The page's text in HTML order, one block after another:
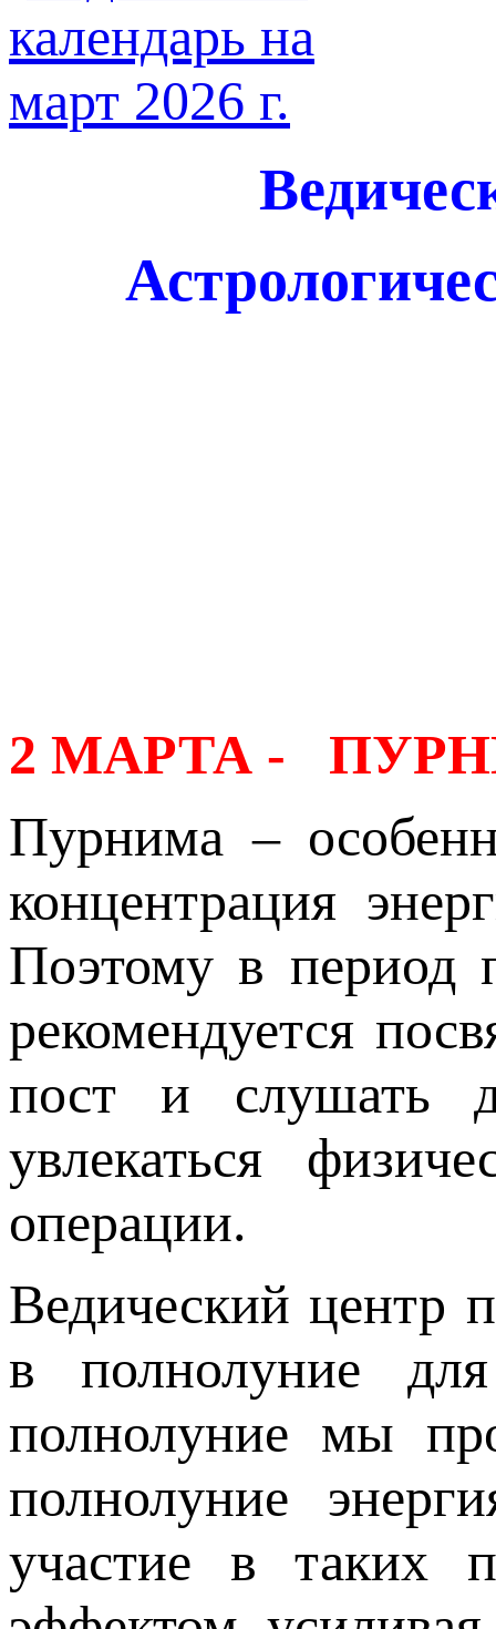
2 МАРТА -
Пурнима –
концентрация
Поэтому в период
рекомендуется
пост и слушать
увлекаться
операции.
Ведический центр
в полнолуние
полнолуние мы
полнолуние
участие в таких